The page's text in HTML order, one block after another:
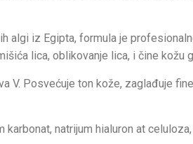
algi iz Egipta, formula je
lica, oblikovanje lica, i čine kožu
V. Posvećuje ton kože, zaglađuje
natrijum hialuron at